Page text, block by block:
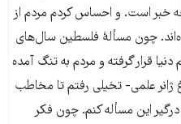
چه خبر است. و احساس کردم مردم از
چون مسألۀ فلسطین سال‌های
قرار گرفته و مردم به تنگ آمده
علمی- تخیلی رفتم تا مخاطب
این مسأله کنم. چون فکر